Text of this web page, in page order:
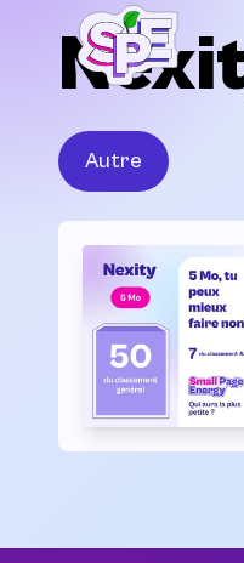
Autre